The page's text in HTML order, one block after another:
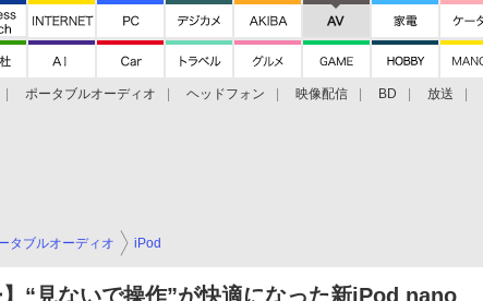
ポータブルオーディオ ヘッドフォン 映像配信 BD 放送
タブルオーディオ iPod
】“見ないで操作”が快適になった新iPod nano